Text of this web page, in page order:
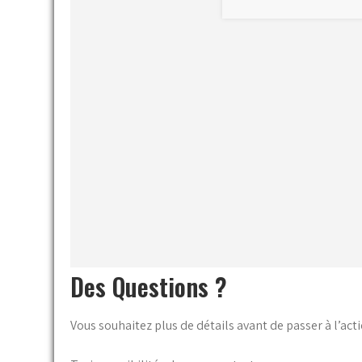
Des Questions ?
Vous souhaitez plus de détails avant de passer à